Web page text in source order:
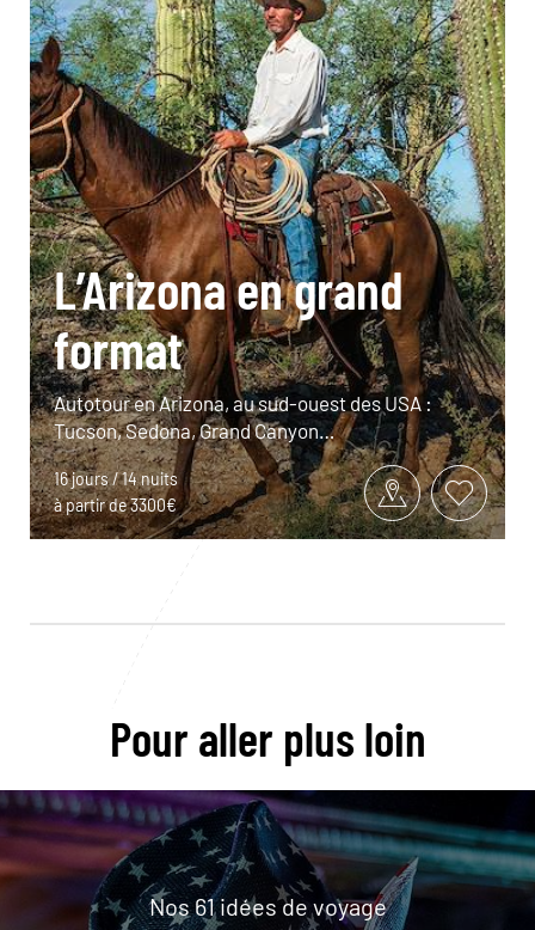
L’Arizona en grand
format
Autotour en Arizona, au sud-ouest des USA :
Tucson, Sedona, Grand Canyon…
16 jours / 14 nuits
à partir de 3300€
Pour aller plus loin
Nos 61 idées de voyage